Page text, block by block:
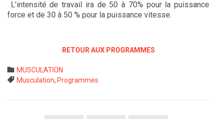
L’intensité de travail ira de 50 à 70% pour la puissance
force et de 30 à 50 % pour la puissance vitesse.
RETOUR AUX PROGRAMMES
 Category
MUSCULATION
 Tags
Musculation, Programmes